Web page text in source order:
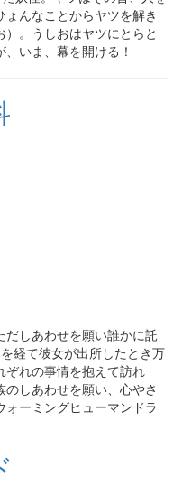
んなことからヤツを解き
。うしおはヤツにとらと
いま、幕を開ける！
だしあわせを願い誰かに託
経て彼女が出所したとき万
れの事情を抱えて訪れ
しあわせを願い、心やさ
ーミングヒューマンドラ